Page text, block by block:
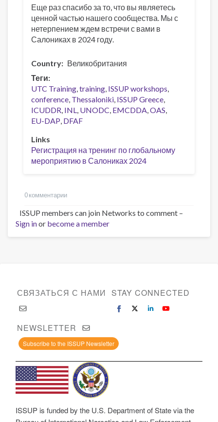
Еще раз спасибо за то, что вы являетесь
ценной частью нашего сообщества. Мы с
нетерпением ждем встречи с вами в
Салониках в 2024 году.
Country
Великобритания
Теги
UTC Training training ISSUP workshops
conference Thessaloniki ISSUP Greece
ICUDDR INL UNODC EMCDDA OAS
EU-DAP DFAF
Links
Регистрация на тренинг по глобальному
мероприятию в Салониках 2024
0 комментарии
ISSUP members can join Networks to comment –
Sign inor become a member
СВЯЗАТЬСЯ С НАМИ STAY CONNECTED
NEWSLETTER
Subscribe to the ISSUP Newsletter
ISSUP is funded by the U.S. Department of State via the